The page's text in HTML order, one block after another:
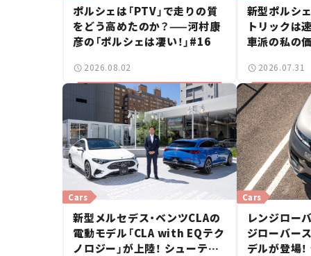
ポルシェは「PTV」で走りの質
をどう高めたのか？——河村康
彦の「ポルシェは凄い！」#16
2026.08.02
新型ポルシ
トリックは
車派の私の
2026.07.31
Cars
新型メルセデス・ベンツCLAの
電動モデル「CLA with EQテク
ノロジー」が上陸！ シューティ
Cars
レンジロー
ジローバー
デルが登場